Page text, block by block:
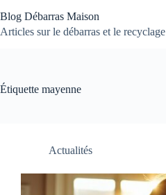
au
contenu
Blog Débarras Maison
Articles sur le débarras et le recyclage
Étiquette mayenne
Actualités